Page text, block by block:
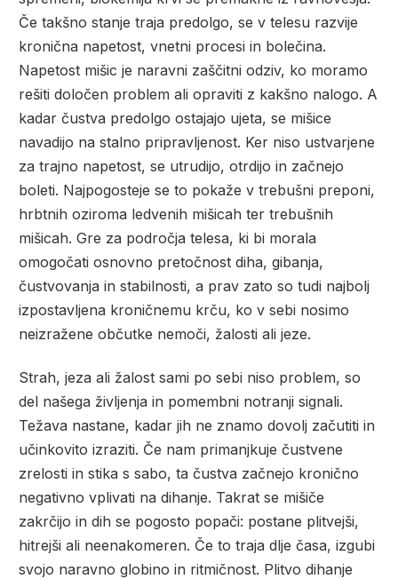
Če takšno stanje traja predolgo, se v telesu razvije
kronična napetost, vnetni procesi in bolečina.
Napetost mišic je naravni zaščitni odziv, ko moramo
rešiti določen problem ali opraviti z kakšno nalogo. A
kadar čustva predolgo ostajajo ujeta, se mišice
navadijo na stalno pripravljenost. Ker niso ustvarjene
za trajno napetost, se utrudijo, otrdijo in začnejo
boleti. Najpogosteje se to pokaže v trebušni preponi,
hrbtnih oziroma ledvenih mišicah ter trebušnih
mišicah. Gre za področja telesa, ki bi morala
omogočati osnovno pretočnost diha, gibanja,
čustvovanja in stabilnosti, a prav zato so tudi najbolj
izpostavljena kroničnemu krču, ko v sebi nosimo
neizražene občutke nemoči, žalosti ali jeze.
Strah, jeza ali žalost sami po sebi niso problem, so
del našega življenja in pomembni notranji signali.
Težava nastane, kadar jih ne znamo dovolj začutiti in
učinkovito izraziti. Če nam primanjkuje čustvene
zrelosti in stika s sabo, ta čustva začnejo kronično
negativno vplivati na dihanje. Takrat se mišiče
zakrčijo in dih se pogosto popači: postane plitvejši,
hitrejši ali neenakomeren. Če to traja dlje časa, izgubi
svojo naravno globino in ritmičnost. Plitvo dihanje